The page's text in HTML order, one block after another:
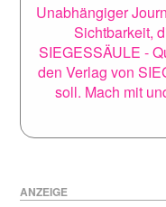
Unabhängiger
Sichtbarkeit,
SIEGESSÄULE -
den Verlag von
soll. Mach mit
ANZEIGE